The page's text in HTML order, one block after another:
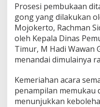
r
i
R
a
t
u
s
n
A
t
l
Prosesi pembukaan
gong yang dilakukan
Mojokerto, Rachman
oleh Kepala Dinas
Timur, M Hadi Wawan
menandai dimulainya
Kemeriahan acara
penampilan memukau
menunjukkan